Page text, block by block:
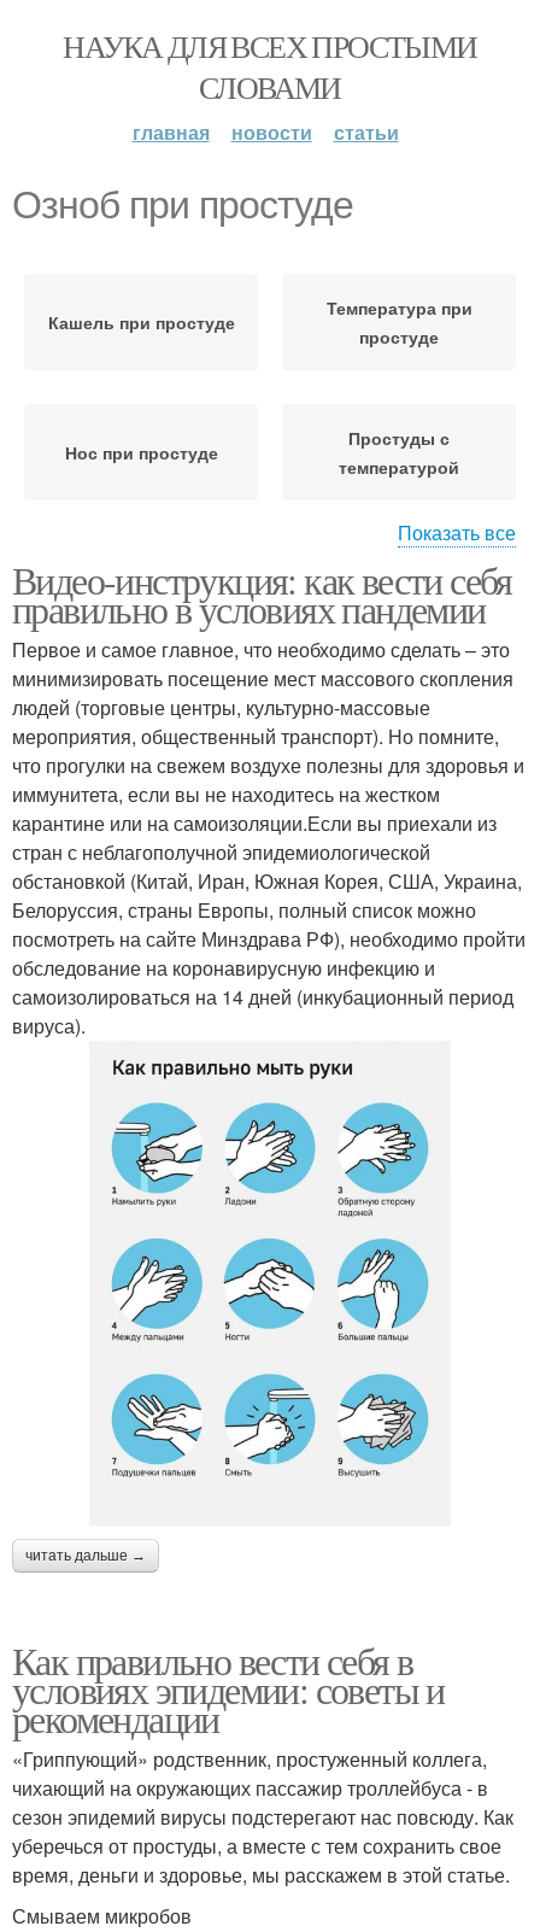
НАУКА ДЛЯ ВСЕХ ПРОСТЫМИ
СЛОВАМИ
главная новости статьи
Озноб при простуде
Кашель при простуде
Температура при
простуде
Нос при простуде
Простуды с
температурой
температурой
простуде
Выздоровления от
простуды
Простуда от начала
Простуды на второй Простуды на шестой
Простуды без
антибиотиков
Минералы при
простуде
простуды
Опасный простуда
Показать все
Видео-инструкция: как вести себя
правильно в условиях пандемии
Первое и самое главное, что необходимо сделать – это
минимизировать посещение мест массового скопления
людей (торговые центры, культурно-массовые
мероприятия, общественный транспорт). Но помните,
что прогулки на свежем воздухе полезны для здоровья и
иммунитета, если вы не находитесь на жестком
карантине или на самоизоляции.Если вы приехали из
стран с неблагополучной эпидемиологической
обстановкой (Китай, Иран, Южная Корея, США, Украина,
Белоруссия, страны Европы, полный список можно
посмотреть на сайте Минздрава РФ), необходимо пройти
обследование на коронавирусную инфекцию и
самоизолироваться на 14 дней (инкубационный период
вируса).
читать дальше →
Как правильно вести себя в
условиях эпидемии: советы и
рекомендации
«Гриппующий» родственник, простуженный коллега,
чихающий на окружающих пассажир троллейбуса - в
сезон эпидемий вирусы подстерегают нас повсюду. Как
уберечься от простуды, а вместе с тем сохранить свое
время, деньги и здоровье, мы расскажем в этой статье.
Смываем микробов